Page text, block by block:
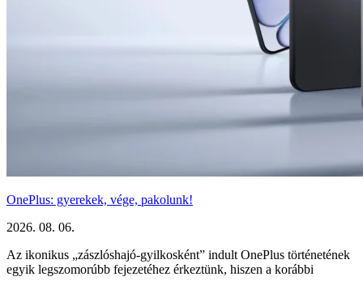
OnePlus: gyerekek, vége, pakolunk!
2026. 08. 06.
Az ikonikus „zászlóshajó-gyilkosként” indult OnePlus történetének
egyik legszomorúbb fejezetéhez érkeztünk, hiszen a korábbi